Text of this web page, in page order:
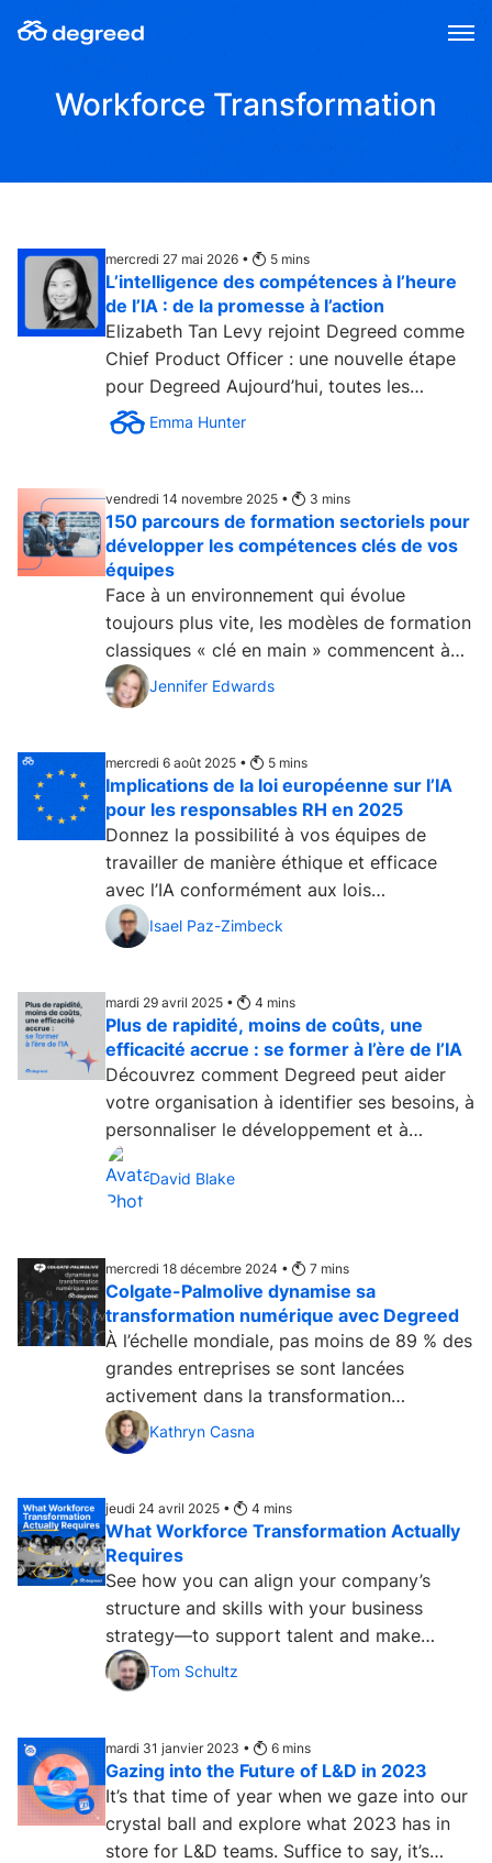
au
Workforce Transformation
mercredi 27 mai 2026 • 5 mins
L’intelligence des compétences à l’heure
de l’IA : de la promesse à l’action
Elizabeth Tan Levy rejoint Degreed comme
Chief Product Officer : une nouvelle étape
pour Degreed Aujourd’hui, toutes les
entreprises du secteur...
Emma Hunter
vendredi 14 novembre 2025 • 3 mins
150 parcours de formation sectoriels pour
développer les compétences clés de vos
équipes
Face à un environnement qui évolue
toujours plus vite, les modèles de formation
classiques « clé en main » commencent à
atteindre...Jennifer Edwards
mercredi 6 août 2025 • 5 mins
Implications de la loi européenne sur l’IA
pour les responsables RH en 2025
Donnez la possibilité à vos équipes de
travailler de manière éthique et efficace
avec l’IA conformément aux lois
européennes, et devenez acteur de
référence dans cette nouvelle ère....
Isael Paz-Zimbeck
mardi 29 avril 2025 • 4 mins
Plus de rapidité, moins de coûts, une
efficacité accrue : se former à l’ère de l’IA
Découvrez comment Degreed peut aider
votre organisation à identifier ses besoins, à
personnaliser le développement et à
mesurer les progrès pour développer les
compétences dont elle aura besoin
demain....
David Blake
mercredi 18 décembre 2024 • 7 mins
Colgate-Palmolive dynamise sa
transformation numérique avec Degreed
À l’échelle mondiale, pas moins de 89 % des
grandes entreprises se sont lancées
activement dans la transformation
numérique et...
Kathryn Casna
jeudi 24 avril 2025 • 4 mins
What Workforce Transformation Actually
Requires
See how you can align your company’s
structure and skills with your business
strategy—to support talent and make
positive change operational....
Tom Schultz
mardi 31 janvier 2023 • 6 mins
Gazing into the Future of L&D in 2023
It’s that time of year when we gaze into our
crystal ball and explore what 2023 has in
store for L&D teams. Suffice to say, it’s